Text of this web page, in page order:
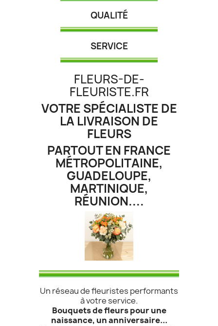
QUALITÉ
SERVICE
FLEURS-DE-
FLEURISTE.FR
VOTRE SPÉCIALISTE DE
LA LIVRAISON DE
FLEURS
PARTOUT EN FRANCE
MÉTROPOLITAINE,
GUADELOUPE,
MARTINIQUE,
RÉUNION....
Un réseau de fleuristes performants
à votre service.
Bouquets de fleurs pour une
naissance, un anniversaire...